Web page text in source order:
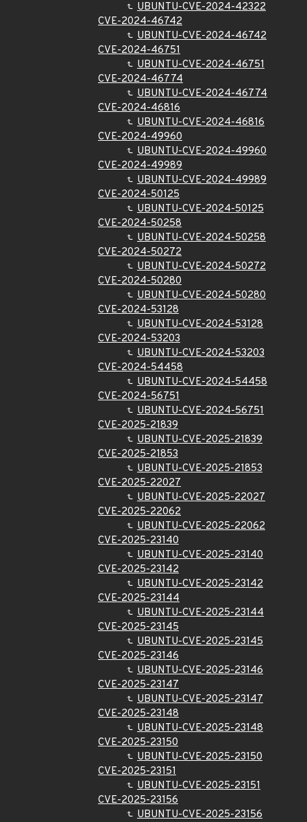
UBUNTU-CVE-2024-42322
CVE-2024-46742
UBUNTU-CVE-2024-46742
CVE-2024-46751
UBUNTU-CVE-2024-46751
CVE-2024-46774
UBUNTU-CVE-2024-46774
CVE-2024-46816
UBUNTU-CVE-2024-46816
CVE-2024-49960
UBUNTU-CVE-2024-49960
CVE-2024-49989
UBUNTU-CVE-2024-49989
CVE-2024-50125
UBUNTU-CVE-2024-50125
CVE-2024-50258
UBUNTU-CVE-2024-50258
CVE-2024-50272
UBUNTU-CVE-2024-50272
CVE-2024-50280
UBUNTU-CVE-2024-50280
CVE-2024-53128
UBUNTU-CVE-2024-53128
CVE-2024-53203
UBUNTU-CVE-2024-53203
CVE-2024-54458
UBUNTU-CVE-2024-54458
CVE-2024-56751
UBUNTU-CVE-2024-56751
CVE-2025-21839
UBUNTU-CVE-2025-21839
CVE-2025-21853
UBUNTU-CVE-2025-21853
CVE-2025-22027
UBUNTU-CVE-2025-22027
CVE-2025-22062
UBUNTU-CVE-2025-22062
CVE-2025-23140
UBUNTU-CVE-2025-23140
CVE-2025-23142
UBUNTU-CVE-2025-23142
CVE-2025-23144
UBUNTU-CVE-2025-23144
CVE-2025-23145
UBUNTU-CVE-2025-23145
CVE-2025-23146
UBUNTU-CVE-2025-23146
CVE-2025-23147
UBUNTU-CVE-2025-23147
CVE-2025-23148
UBUNTU-CVE-2025-23148
CVE-2025-23150
UBUNTU-CVE-2025-23150
CVE-2025-23151
UBUNTU-CVE-2025-23151
CVE-2025-23156
UBUNTU-CVE-2025-23156